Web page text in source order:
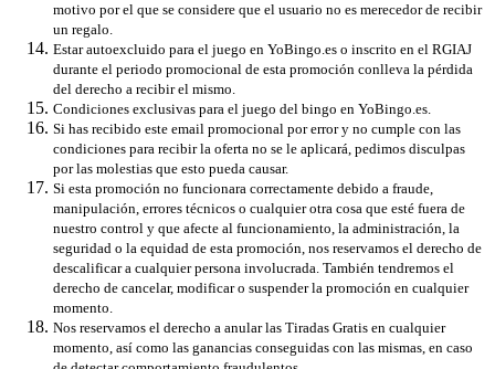
motivo por el que se considere que el usuario no es merecedor de recibir
un regalo.
Estar autoexcluido para el juego en YoBingo.es o inscrito en el RGIAJ
durante el periodo promocional de esta promoción conlleva la pérdida
del derecho a recibir el mismo.
Condiciones exclusivas para el juego del bingo en YoBingo.es.
Si has recibido este email promocional por error y no cumple con las
condiciones para recibir la oferta no se le aplicará, pedimos disculpas
por las molestias que esto pueda causar.
Si esta promoción no funcionara correctamente debido a fraude,
manipulación, errores técnicos o cualquier otra cosa que esté fuera de
nuestro control y que afecte al funcionamiento, la administración, la
seguridad o la equidad de esta promoción, nos reservamos el derecho de
descalificar a cualquier persona involucrada. También tendremos el
derecho de cancelar, modificar o suspender la promoción en cualquier
momento.
Nos reservamos el derecho a anular las Tiradas Gratis en cualquier
momento, así como las ganancias conseguidas con las mismas, en caso